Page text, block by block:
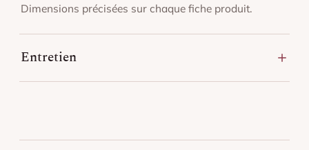
Dimensions précisées sur chaque fiche produit.
Entretien
Éviter l’exposition prolongée au soleil pour préserver